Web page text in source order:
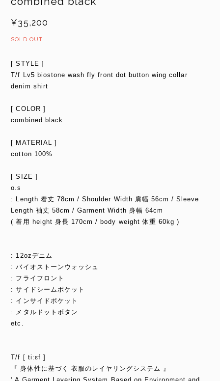
¥35,200
SOLD OUT
[ STYLE ]
T/f Lv5 biostone wash fly front dot button wing collar
denim shirt
[ COLOR ]
combined black
[ MATERIAL ]
cotton 100%
[ SIZE ]
o.s
: Length 着丈 78cm / Shoulder Width 肩幅 56cm / Sleeve
Length 袖丈 58cm / Garment Width 身幅 64cm
( 着用 height 身長 170cm / body weight 体重 60kg )
: 12ozデニム
: バイオストーンウォッシュ
: フライフロント
: サイドシームポケット
: インサイドポケット
: メタルドットボタン
etc.
T/f [ ti:ɛf ]
『 身体性に基づく 衣服のレイヤリングシステム 』